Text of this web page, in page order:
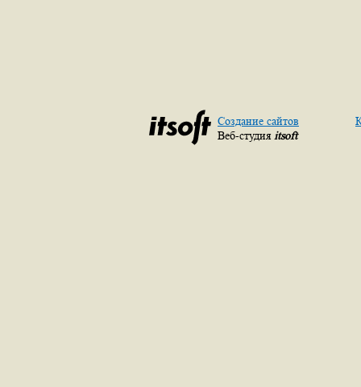
Создание сайтов
Веб-студия itsoft